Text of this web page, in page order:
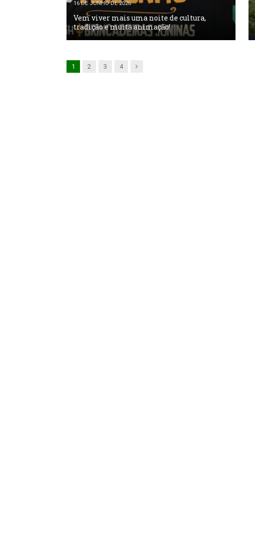
16 DE JUNHO DE 2026
Vem viver mais uma noite de cultura,
tradição e muita animação!
1 2 3 4 Próxima